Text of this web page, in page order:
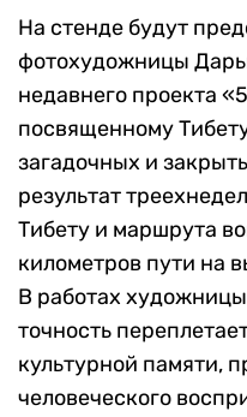
На стенде будут
фотохудожницы
недавнего проекта
посвященному
загадочных и
результат
Тибету и маршрута
километров пути на
В работах
точность
культурной памяти,
человеческого